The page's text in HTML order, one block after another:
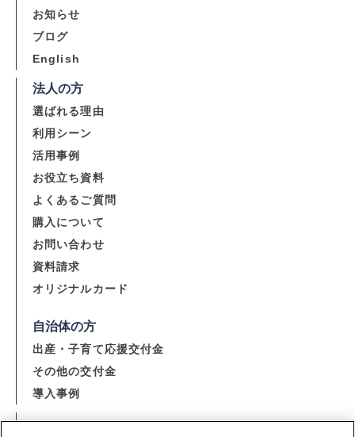
お知らせ
ブログ
English
法人の方
選ばれる理由
利用シーン
活用事例
お役立ち資料
よくあるご質問
購入について
お問い合わせ
資料請求
オリジナルカード
自治体の方
出産・子育て応援交付金
その他の交付金
導入事例